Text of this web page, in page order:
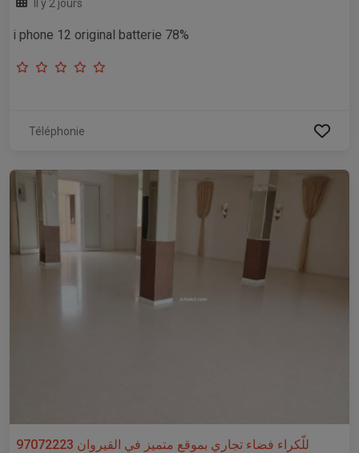
Il y 2 jours
i phone 12 original batterie 78%
Téléphonie
للّكراء فضاء تجاري بموقع متميز في القيروان 97072223